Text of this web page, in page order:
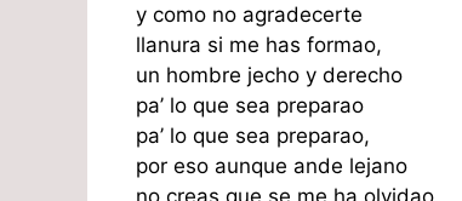
y como no agradecerte
llanura si me has formao,
un hombre jecho y derecho
pa’ lo que sea preparao
pa’ lo que sea preparao,
por eso aunque ande lejano
no creas que se me ha olvidao,